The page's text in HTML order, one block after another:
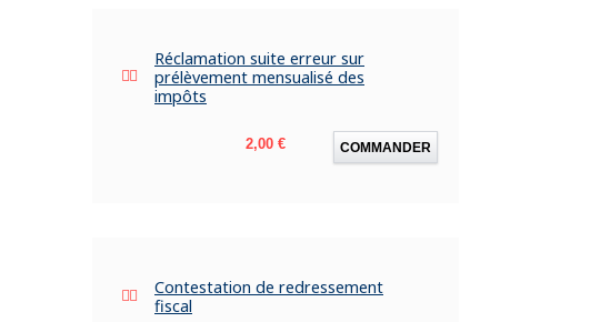
Réclamation suite erreur sur
prélèvement mensualisé des
impôts
Prix
2,00 € COMMANDER
Contestation de redressement
fiscal